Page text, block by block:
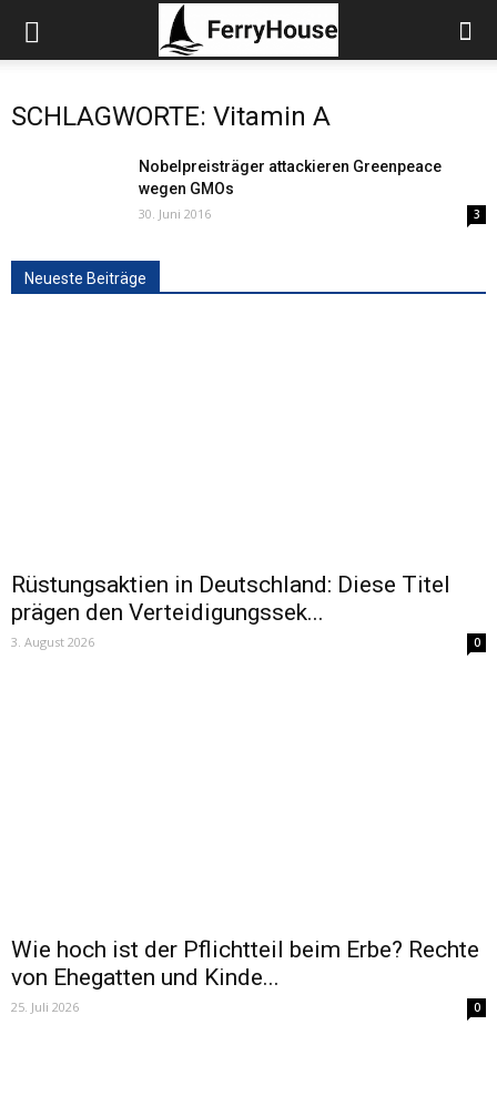
SCHLAGWORTE: Vitamin A
Nobelpreisträger attackieren Greenpeace
wegen GMOs
30. Juni 2016 3
Neueste Beiträge
Rüstungsaktien in Deutschland: Diese Titel
prägen den Verteidigungssek...
3. August 2026 0
Wie hoch ist der Pflichtteil beim Erbe? Rechte
von Ehegatten und Kinde...
25. Juli 2026 0